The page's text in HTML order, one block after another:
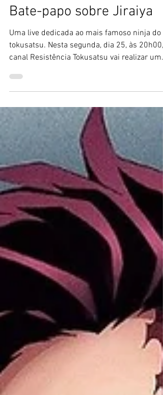
25 de out. de 2021
1 min de leitura
Dicas e notícias
Bate-papo sobre Jiraiya
Uma live dedicada ao mais famoso ninja do
tokusatsu. Nesta segunda, dia 25, às 20h00,
canal Resistência Tokusatsu vai realizar um...